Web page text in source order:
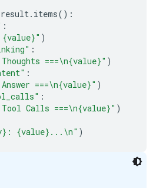
formula for water is:
the element **Hydrogen**.
the element **Oxygen**.
that one molecule of water
the "formula" also describes
result. items():
:
)
:
===\n{value}" )
:
===\n{value}" )
:
Tool Calls ===\n{value}" )
{value}... \n" )